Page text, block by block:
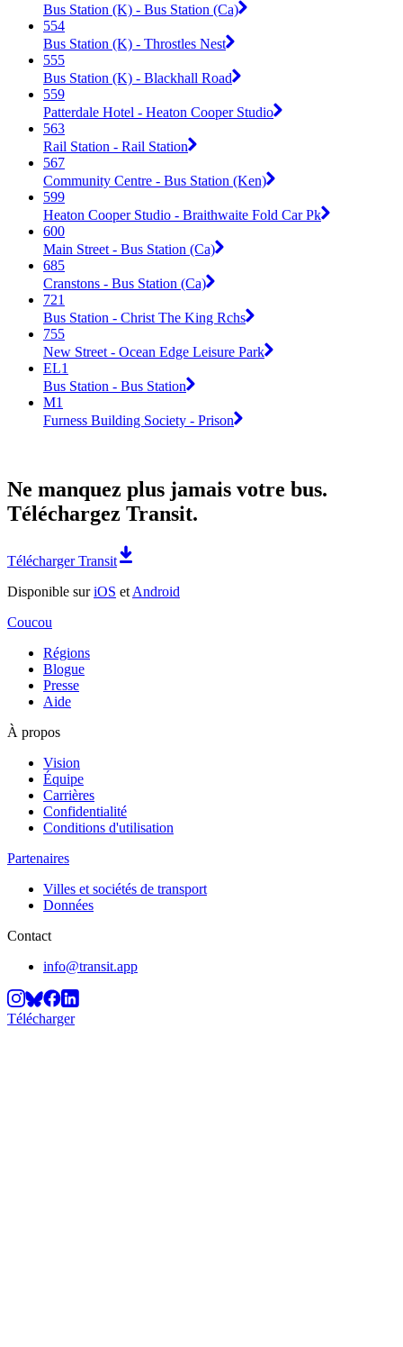
Bus Station (K) - Bus Station (Ca)
554
Bus Station (K) - Throstles Nest
555
Bus Station (K) - Blackhall Road
559
Patterdale Hotel - Heaton Cooper Studio
563
Rail Station - Rail Station
567
Community Centre - Bus Station (Ken)
599
Heaton Cooper Studio - Braithwaite Fold Car Pk
600
Main Street - Bus Station (Ca)
685
Cranstons - Bus Station (Ca)
721
Bus Station - Christ The King Rchs
755
New Street - Ocean Edge Leisure Park
EL1
Bus Station - Bus Station
M1
Furness Building Society - Prison
Ne manquez plus jamais votre bus.
Téléchargez Transit.
Télécharger Transit
Disponible suriOS et Android
Coucou
Régions
Blogue
Presse
Aide
À propos
Vision
Équipe
Carrières
Confidentialité
Conditions d'utilisation
Partenaires
Villes et sociétés de transport
Données
Contact
info@transit.app
Télécharger